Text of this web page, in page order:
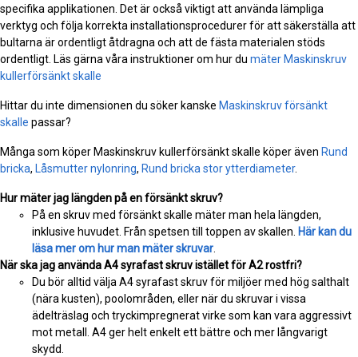
specifika applikationen. Det är också viktigt att använda lämpliga
verktyg och följa korrekta installationsprocedurer för att säkerställa att
bultarna är ordentligt åtdragna och att de fästa materialen stöds
ordentligt. Läs gärna våra instruktioner om hur du mäter Maskinskruv
kullerförsänkt skalle
Hittar du inte dimensionen du söker kanske Maskinskruv försänkt
skalle passar?
Många som köper Maskinskruv kullerförsänkt skalle köper även Rund
bricka, Låsmutter nylonring, Rund bricka stor ytterdiameter.
Hur mäter jag längden på en försänkt skruv?
På en skruv med försänkt skalle mäter man hela längden,
inklusive huvudet. Från spetsen till toppen av skallen. Här kan du
läsa mer om hur man mäter skruvar
När ska jag använda A4 syrafast skruv istället för A2 rostfri?
Du bör alltid välja A4 syrafast skruv för miljöer med hög salthalt
(nära kusten), poolområden, eller när du skruvar i vissa
ädelträslag och tryckimpregnerat virke som kan vara aggressivt
mot metall. A4 ger helt enkelt ett bättre och mer långvarigt
skydd.